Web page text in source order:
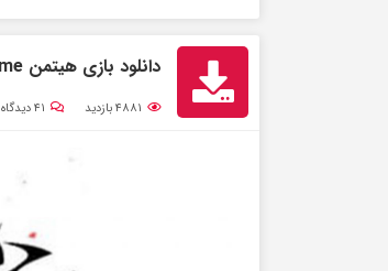
دانلود بازی هیتمن Hitman 1 :Code Name برای کامپیوتر فشرده
۴۸۸۱بازدید ۴۱دیدگاه